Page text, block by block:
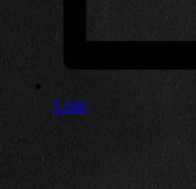
Liste